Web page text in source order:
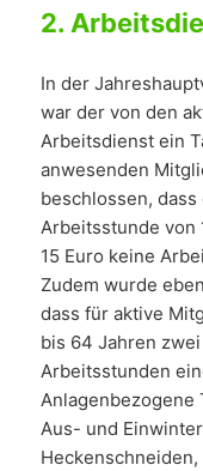
2.
In der
war der von den
Arbeitsdienst ein
anwesenden
beschlossen,
Arbeitsstunde von
15 Euro keine
Zudem wurde
dass für aktive
bis 64 Jahren
Arbeitsstunden
Anlagenbezogene
Aus- und
Heckenschneiden,